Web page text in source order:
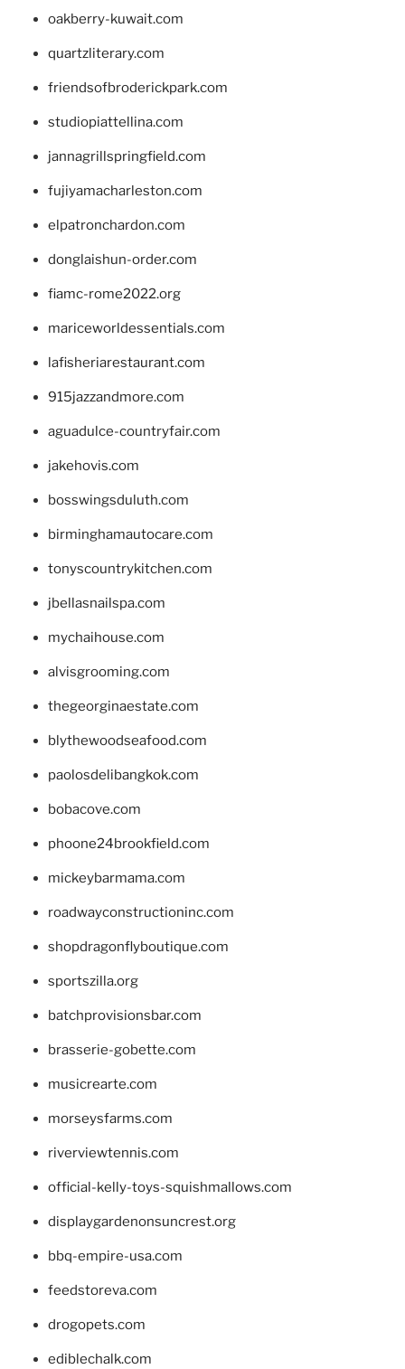
oakberry-kuwait.com
quartzliterary.com
friendsofbroderickpark.com
studiopiattellina.com
jannagrillspringfield.com
fujiyamacharleston.com
elpatronchardon.com
donglaishun-order.com
fiamc-rome2022.org
mariceworldessentials.com
lafisheriarestaurant.com
915jazzandmore.com
aguadulce-countryfair.com
jakehovis.com
bosswingsduluth.com
birminghamautocare.com
tonyscountrykitchen.com
jbellasnailspa.com
mychaihouse.com
alvisgrooming.com
thegeorginaestate.com
blythewoodseafood.com
paolosdelibangkok.com
bobacove.com
phoone24brookfield.com
mickeybarmama.com
roadwayconstructioninc.com
shopdragonflyboutique.com
sportszilla.org
batchprovisionsbar.com
brasserie-gobette.com
musicrearte.com
morseysfarms.com
riverviewtennis.com
official-kelly-toys-squishmallows.com
displaygardenonsuncrest.org
bbq-empire-usa.com
feedstoreva.com
drogopets.com
ediblechalk.com